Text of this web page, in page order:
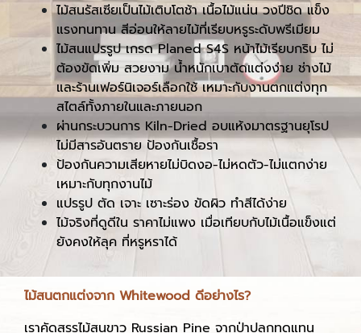
ไม้สนรัสเซียเป็นไม้เติบโตช้า เนื้อไม้แน่น วงปีชิด แข็ง
แรงทนทาน สีอ่อนให้ลายไม้ที่เรียบหรูระดับพรีเมียม
ไม้สนแปรรูป เกรด Planed S4S หน้าไม้เรียบกริบ ไม่
ต้องขัดเพิ่ม สวยงาม น้ำหนักเบาตัดแต่งง่าย ช่างไม้
และร้านเฟอร์นิเจอร์เลือกใช้ เหมาะกับงานตกแต่งทุก
สไตล์ทั้งภายในและภายนอก
ผ่านกระบวนการ Kiln-Dried อบแห้งมาตรฐานยุโรป
ไม่มีสารอันตราย ป้องกันเชื้อรา
ป้องกันความเสียหายไม่บิดงอ-ไม่หดตัว-ไม่แตกง่าย
เหมาะกับทุกงานไม้
แปรรูป ตัด เจาะ เซาะร่อง ขัดผิว ทำสีได้ง่าย
ไม้จริงที่ดูดีใน ราคาไม่แพง เมื่อเทียบกับไม้เนื้อแข็งแต่
ยังคงให้ลุค ที่หรูหราได้
ไม้สนตกแต่งจาก Whitewood ดีอย่างไร?
เราคัดสรรไม้สนขาว Russian Pine จากป่าปลูกทดแทน